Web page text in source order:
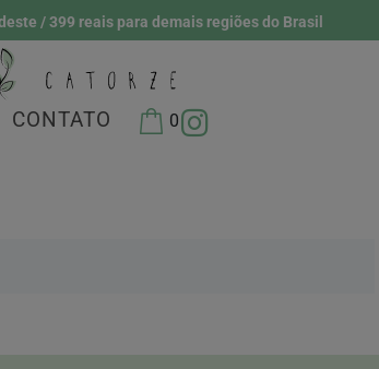
/ 399 reais para demais regiões do Brasil
CONTATO 0